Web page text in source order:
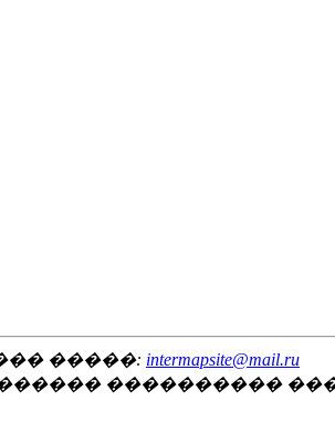
�����: intermapsite@mail.ru
����������